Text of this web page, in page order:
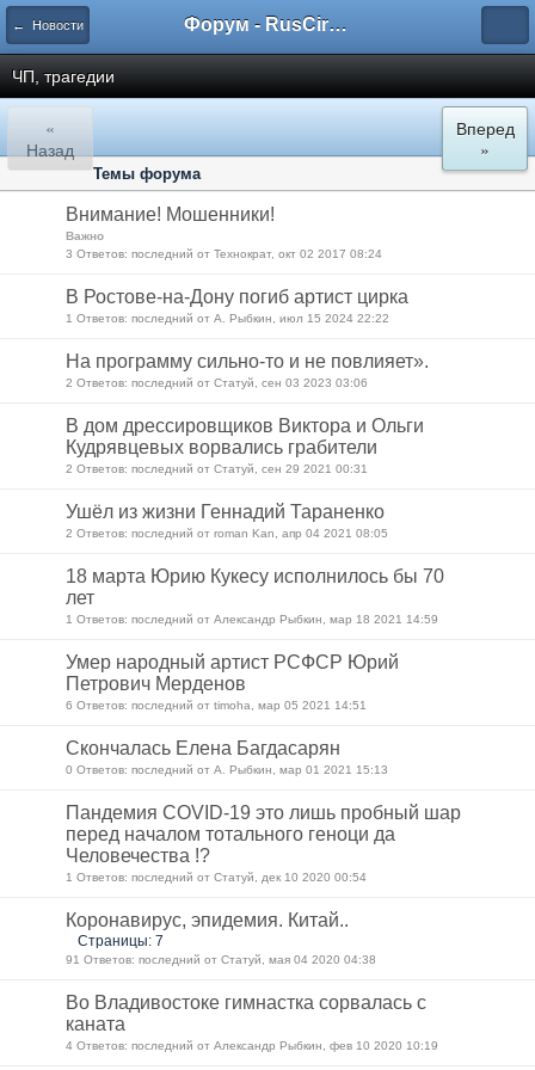
← Новости Форум - RusCircus.ru
ЧП, трагедии
«
Назад
Вперед
»
Темы форума
Внимание! Мошенники!
Важно
3 Ответов: последний от Технократ, окт 02 2017 08:24
В Ростове-на-Дону погиб артист цирка
1 Ответов: последний от А. Рыбкин, июл 15 2024 22:22
На программу сильно-то и не повлияет».
2 Ответов: последний от Статуй, сен 03 2023 03:06
В дом дрессировщиков Виктора и Ольги
Кудрявцевых ворвались грабители
2 Ответов: последний от Статуй, сен 29 2021 00:31
Ушёл из жизни Геннадий Тараненко
2 Ответов: последний от roman Kan, апр 04 2021 08:05
18 марта Юрию Кукесу исполнилось бы 70
лет
1 Ответов: последний от Александр Рыбкин, мар 18 2021 14:59
Умер народный артист РСФСР Юрий
Петрович Мерденов
6 Ответов: последний от timoha, мар 05 2021 14:51
Скончалась Елена Багдасарян
0 Ответов: последний от А. Рыбкин, мар 01 2021 15:13
Пандемия COVID-19 это лишь пробный шар
перед началом тотального геноци да
Человечества !?
1 Ответов: последний от Статуй, дек 10 2020 00:54
Коронавирус, эпидемия. Китай..
Страницы: 7
91 Ответов: последний от Статуй, мая 04 2020 04:38
Во Владивостоке гимнастка сорвалась с
каната
4 Ответов: последний от Александр Рыбкин, фев 10 2020 10:19